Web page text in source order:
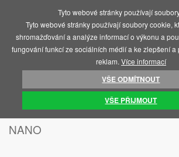
ÚVOD COVID 19 - RESPIRÁTORY, TESTY
NANO
Tyto webové stránky používají
Tyto webové stránky používají soubory cookie,
shromažďování a analýze informací o výkonu a
fungování funkcí ze sociálních médií a ke zlepšení
reklam. Více informací
VŠE ODMÍTNOUT
VŠE PŘIJMOUT